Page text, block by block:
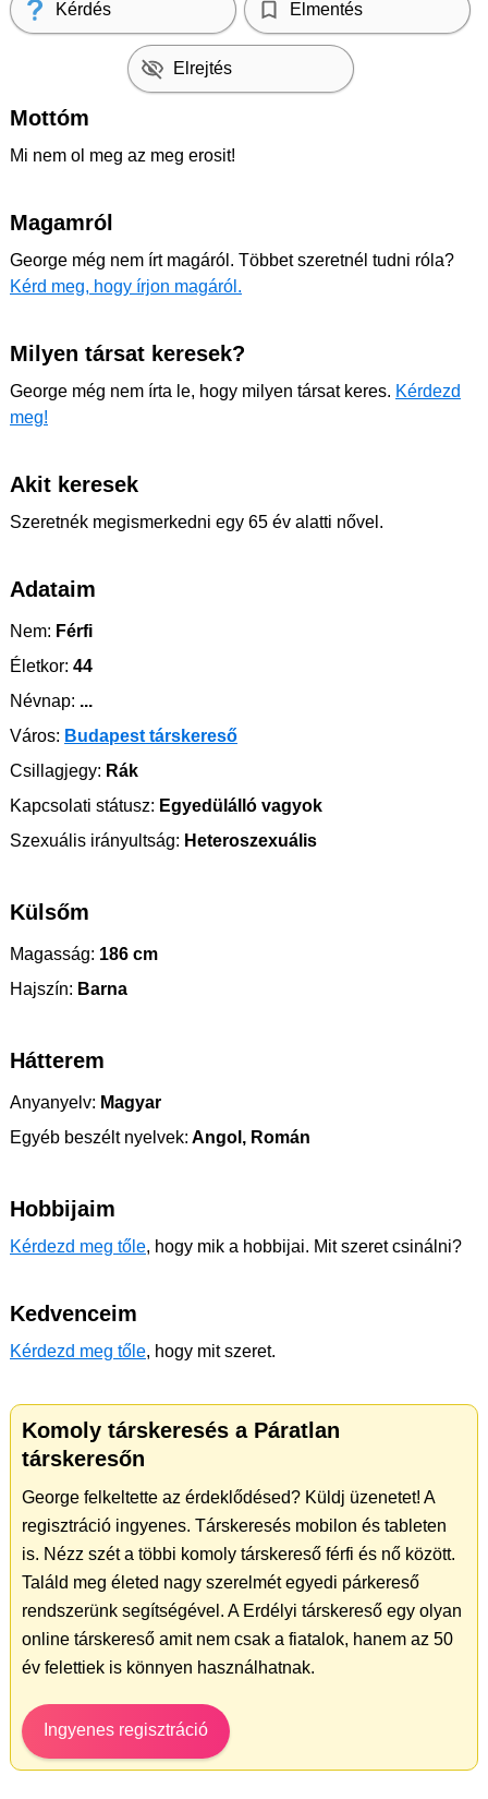
Kérdés Elmentés
Elrejtés
Mottóm
Mi nem ol meg az meg erosit!
Magamról
George még nem írt magáról. Többet szeretnél tudni róla?
Kérd meg, hogy írjon magáról.
Milyen társat keresek?
George még nem írta le, hogy milyen társat keres. Kérdezd
meg!
Akit keresek
Szeretnék megismerkedni egy 65 év alatti nővel.
Adataim
Nem: Férfi
Életkor: 44
Névnap: ...
Város: Budapest társkereső
Csillagjegy: Rák
Kapcsolati státusz: Egyedülálló vagyok
Szexuális irányultság: Heteroszexuális
Külsőm
Magasság: 186 cm
Hajszín: Barna
Hátterem
Anyanyelv: Magyar
Egyéb beszélt nyelvek: Angol, Román
Hobbijaim
Kérdezd meg tőle, hogy mik a hobbijai. Mit szeret csinálni?
Kedvenceim
Kérdezd meg tőle, hogy mit szeret.
Komoly társkeresés a Páratlan
társkeresőn
George felkeltette az érdeklődésed? Küldj üzenetet! A
regisztráció ingyenes. Társkeresés mobilon és tableten
is. Nézz szét a többi komoly társkereső férfi és nő között.
Találd meg életed nagy szerelmét egyedi párkereső
rendszerünk segítségével. A Erdélyi társkereső egy olyan
online társkereső amit nem csak a fiatalok, hanem az 50
év felettiek is könnyen használhatnak.
Ingyenes regisztráció